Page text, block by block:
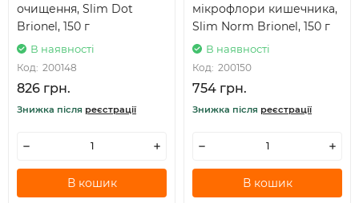
очищення, Slim Dot
Brionel, 150 г
В наявності
Код: 200148
826 грн.
Знижка після реєстрації
В кошик
мікрофлори кишечника,
Slim Norm Brionel, 150 г
В наявності
Код: 200150
754 грн.
Знижка після реєстрації
В кошик